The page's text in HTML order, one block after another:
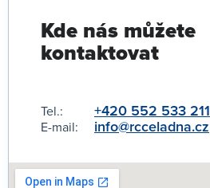
Kde nás můžete
kontaktovat
Tel.:
E-mail:
+420 552 533 211
info@rcceladna.cz